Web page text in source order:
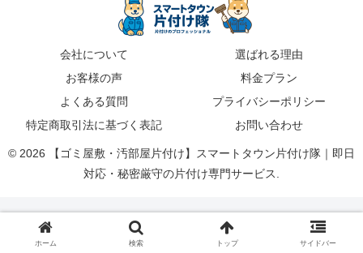
会社について
選ばれる理由
お客様の声
料金プラン
よくある質問
プライバシーポリシー
特定商取引法に基づく表記
お問い合わせ
© 2026 【ゴミ屋敷・汚部屋片付け】スマートタウン片付け隊｜即日
対応・秘密厳守の片付け専門サービス.
ホーム 検索 トップ サイドバー